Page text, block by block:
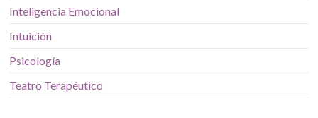
Inteligencia Emocional
Intuición
Psicología
Teatro Terapéutico